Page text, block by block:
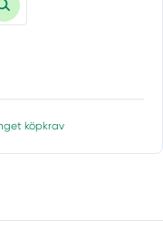
köpkrav